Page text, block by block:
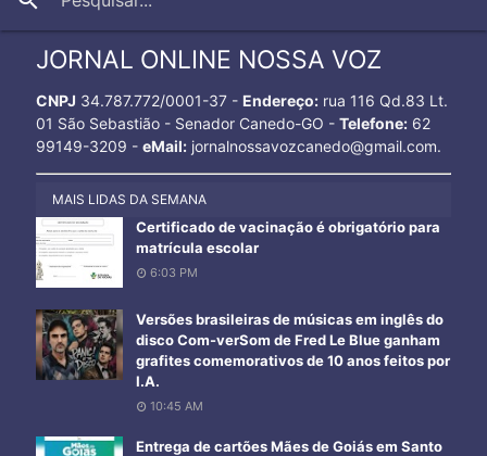
JORNAL ONLINE NOSSA VOZ
CNPJ 34.787.772/0001-37 - Endereço:rua 116 Qd.83 Lt.
01 São Sebastião - Senador Canedo-GO - Telefone:62
99149-3209 - eMail:jornalnossavozcanedo@gmail.com.
MAIS LIDAS DA SEMANA
Certificado de vacinação é obrigatório para
matrícula escolar
6:03 PM
Versões brasileiras de músicas em inglês do
disco Com-verSom de Fred Le Blue ganham
grafites comemorativos de 10 anos feitos por
I.A.
10:45 AM
Entrega de cartões Mães de Goiás em Santo